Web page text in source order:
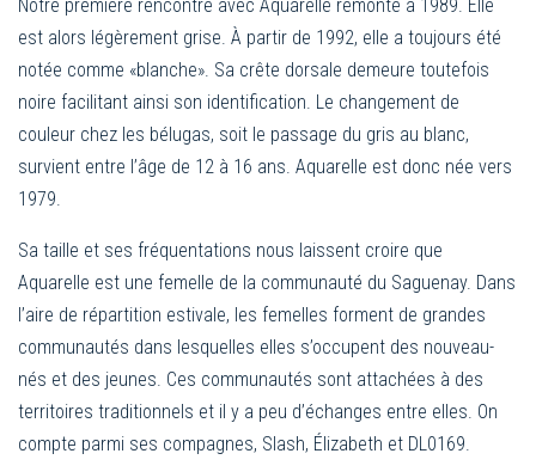
Notre première rencontre avec Aquarelle remonte à 1989. Elle
est alors légèrement grise. À partir de 1992, elle a toujours été
notée comme «blanche». Sa crête dorsale demeure toutefois
noire facilitant ainsi son identification. Le changement de
couleur chez les bélugas, soit le passage du gris au blanc,
survient entre l’âge de 12 à 16 ans. Aquarelle est donc née vers
1979.
Sa taille et ses fréquentations nous laissent croire que
Aquarelle est une femelle de la communauté du Saguenay. Dans
l’aire de répartition estivale, les femelles forment de grandes
communautés dans lesquelles elles s’occupent des nouveau-
nés et des jeunes. Ces communautés sont attachées à des
territoires traditionnels et il y a peu d’échanges entre elles. On
compte parmi ses compagnes, Slash, Élizabeth et DL0169.